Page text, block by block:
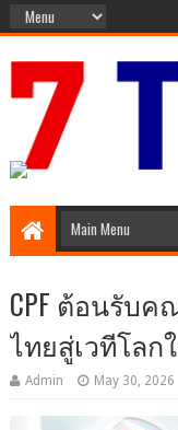
CPF ต้อนรับ
ไทยสู่เวทีโลกใ
Admin May 30, 2026